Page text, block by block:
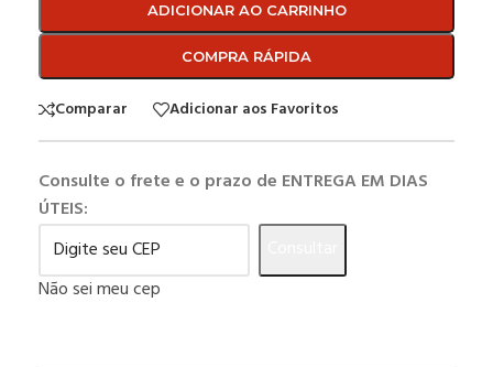
ADICIONAR AO CARRINHO
COMPRA RÁPIDA
Comparar Adicionar aos Favoritos
Consulte o frete e o prazo de ENTREGA EM DIAS
ÚTEIS:
Não sei meu cep